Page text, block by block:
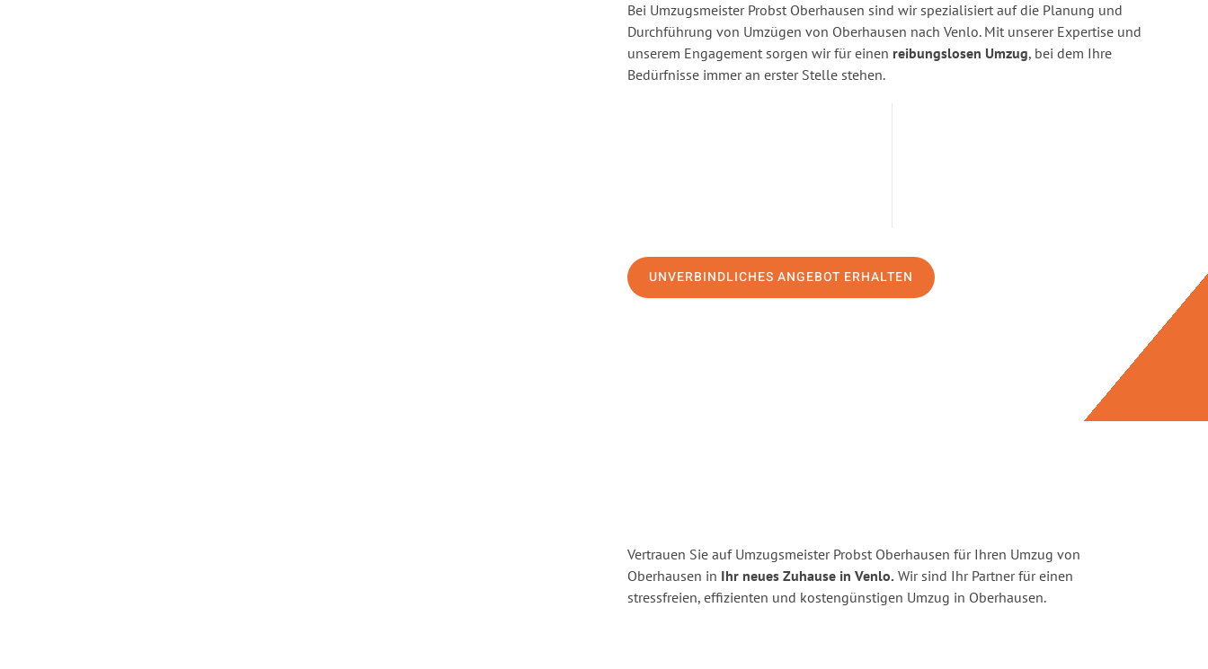
Bei Umzugsmeister Probst Oberhausen sind wir spezialisiert auf die Planung und
Durchführung von Umzügen von Oberhausen nach Venlo. Mit unserer Expertise und
unserem Engagement sorgen wir für einen reibungslosen Umzug, bei dem Ihre
Bedürfnisse immer an erster Stelle stehen.
UNVERBINDLICHES ANGEBOT ERHALTEN
Vertrauen Sie auf Umzugsmeister Probst Oberhausen für Ihren Umzug von
Oberhausen in Ihr neues Zuhause in Venlo. Wir sind Ihr Partner für einen
stressfreien, effizienten und kostengünstigen Umzug in Oberhausen.